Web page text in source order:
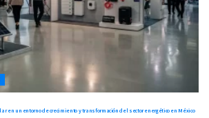
en un entorno de crecimiento y transformación del sector energético en México